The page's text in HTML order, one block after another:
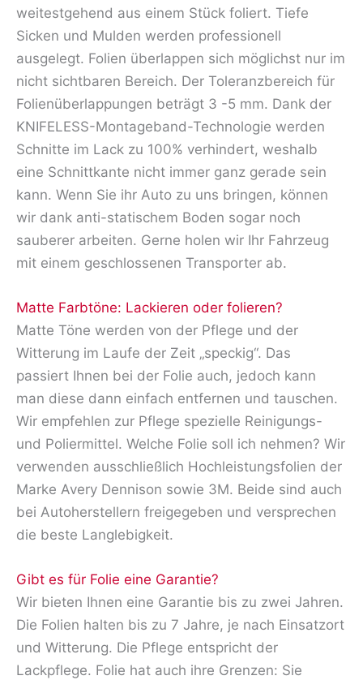
weitestgehend aus einem Stück foliert. Tiefe
Sicken und Mulden werden professionell
ausgelegt. Folien überlappen sich möglichst nur im
nicht sichtbaren Bereich. Der Toleranzbereich für
Folienüberlappungen beträgt 3 -5 mm. Dank der
KNIFELESS-Montageband-Technologie werden
Schnitte im Lack zu 100% verhindert, weshalb
eine Schnittkante nicht immer ganz gerade sein
kann. Wenn Sie ihr Auto zu uns bringen, können
wir dank anti-statischem Boden sogar noch
sauberer arbeiten. Gerne holen wir Ihr Fahrzeug
mit einem geschlossenen Transporter ab.
Matte Farbtöne: Lackieren oder folieren?
Matte Töne werden von der Pflege und der
Witterung im Laufe der Zeit „speckig“. Das
passiert Ihnen bei der Folie auch, jedoch kann
man diese dann einfach entfernen und tauschen.
Wir empfehlen zur Pflege spezielle Reinigungs-
und Poliermittel. Welche Folie soll ich nehmen? Wir
verwenden ausschließlich Hochleistungsfolien der
Marke Avery Dennison sowie 3M. Beide sind auch
bei Autoherstellern freigegeben und versprechen
die beste Langlebigkeit.
Gibt es für Folie eine Garantie?
Wir bieten Ihnen eine Garantie bis zu zwei Jahren.
Die Folien halten bis zu 7 Jahre, je nach Einsatzort
und Witterung. Die Pflege entspricht der
Lackpflege. Folie hat auch ihre Grenzen: Sie